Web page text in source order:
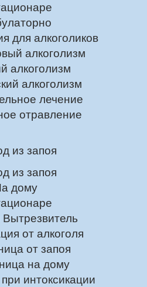
для алкоголиков
алкоголизм
алкоголизм
алкоголизм
лечение
отравление
из запоя
из запоя
дому
от алкоголя
от запоя
на дому
интоксикации